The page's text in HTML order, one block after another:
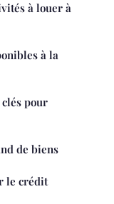
à louer à
à la
pour
de biens
le crédit